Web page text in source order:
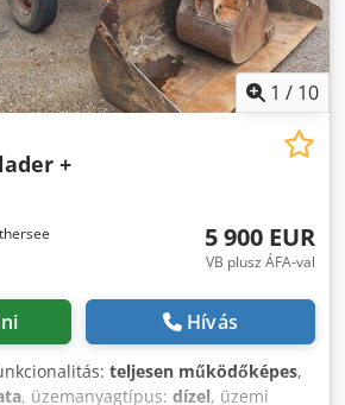
1 / 10
+
5 900 EUR
VB plusz ÁFA-val
Hívás
teljesen működőképes,
, üzemanyagtípus: dízel, üzemi